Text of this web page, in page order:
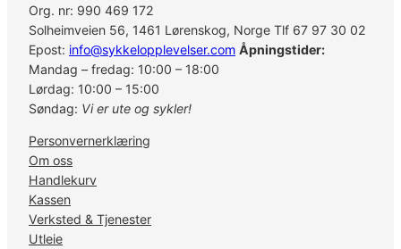
S
M
-
S
H
1
P
D
-
R
9
1
Org. nr: 990 469 172
Solheimveien 56, 1461 Lørenskog, Norge Tlf 67 97 30 02
Epost: info@sykkelopplevelser.com Åpningstider:
Mandag – fredag: 10:00 – 18:00
Lørdag: 10:00 – 15:00
Søndag: Vi er ute og sykler!
Personvernerklæring
Om oss
Handlekurv
Kassen
Verksted & Tjenester
Utleie